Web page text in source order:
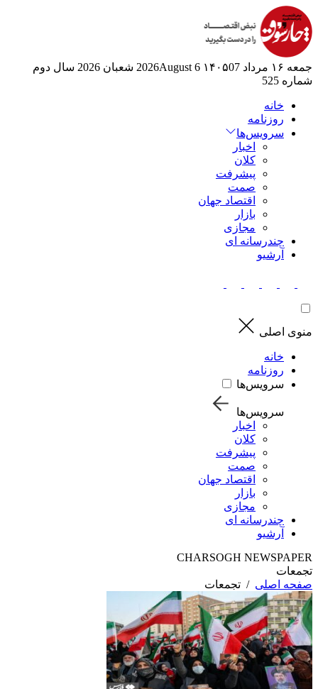
جمعه ۱۶ مرداد ۱۴۰۵ 07 2026August 6 شعبان 2026
سال دوم
شماره 525
خانه
روزنامه
سرویس‌ها
اخبار
کلان
پیشرفت
صمت
اقتصاد جهان
بازار
مجازی
چندرسانه ای
آرشیو
منوی اصلی
خانه
روزنامه
سرویس‌ها
سرویس‌ها
اخبار
کلان
پیشرفت
صمت
اقتصاد جهان
بازار
مجازی
چندرسانه ای
آرشیو
CHARSOGH NEWSPAPER
تجمعات
صفحه اصلی / تجمعات